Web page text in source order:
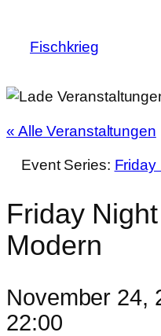
Fischkrieg
« Alle Veranstaltungen
Event Series: Friday
Friday
Modern
November 24,
22:00